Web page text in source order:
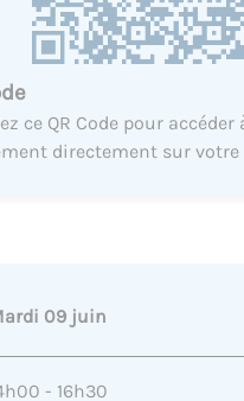
ce QR Code pour accéder
directement sur votre
09 juin
- 16h30